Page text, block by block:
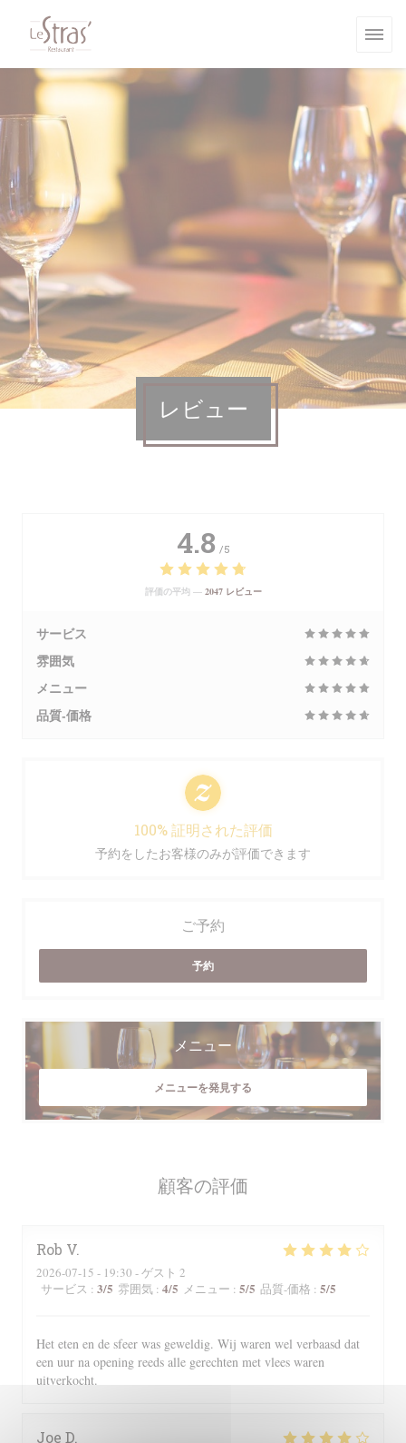
レビュー
顧客の評価
Rob V
2026-07-15 - 19:30 - ゲスト 2
サービス : 3/5 雰囲気 : 4/5 メニュー : 5/5 品質-価格 : 5/5
Het eten en de sfeer was geweldig. Wij waren wel verbaasd dat
een uur na opening reeds alle gerechten met vlees waren
uitverkocht.
Joe D
4.8 /5
評価の平均 — 2047 レビュー
サービス
雰囲気
メニュー
品質-価格
100% 証明された評価
予約をしたお客様のみが評価できます
ご予約
予約
メニュー
メニューを発見する